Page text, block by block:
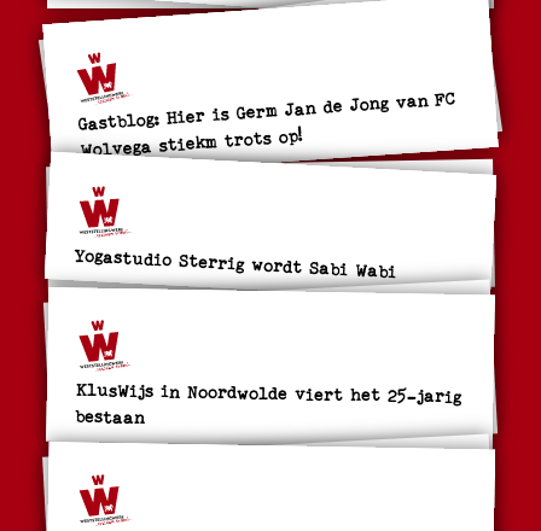
Gastblog: Hier is Germ Jan de Jong van FC
Wolvega stiekm trots op!
Yogastudio Sterrig wordt Sabi Wabi
KlusWijs in Noordwolde viert het 25-jarig
bestaan